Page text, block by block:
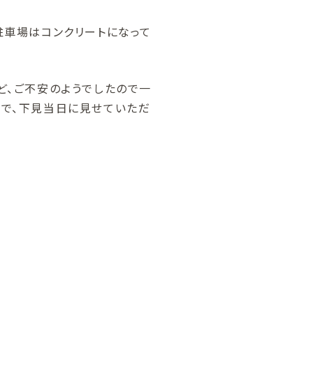
場はコンクリートになって
ご不安のようでしたので一
、下見当日に見せていただ